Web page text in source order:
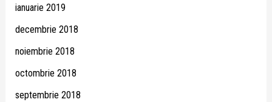
ianuarie 2019
decembrie 2018
noiembrie 2018
octombrie 2018
septembrie 2018